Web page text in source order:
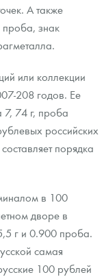
А также
проба, знак
или коллекции
208 годов. Ее
74 г, проба
российских
порядка
в 100
дворе в
г и 0.900 проба.
самая
100 рублей